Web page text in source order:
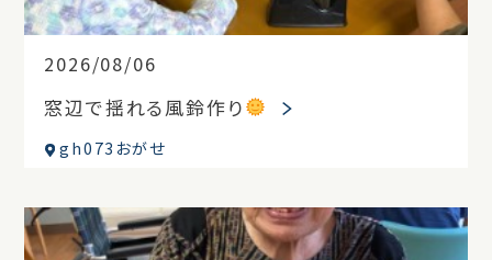
2026/08/06
窓辺で揺れる風鈴作り
gh073おがせ